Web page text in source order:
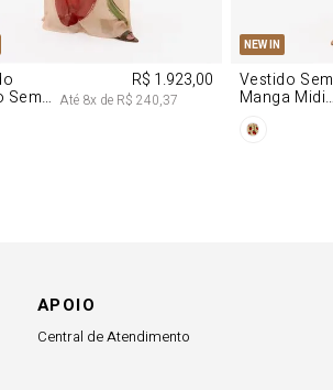
G
Sem
R$ 1.923,00
Até 8x de R$ 240,37
NEW IN
PP
Vestido Sem
Manga Midi
Morango
APOIO
Central de Atendimento